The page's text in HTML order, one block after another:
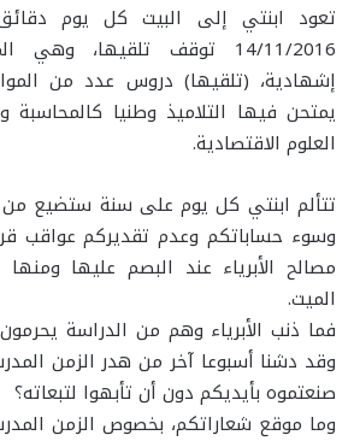
تعود ابنتي إلى البيت كل يوم
14/11/2016 توقف تلقيها،
إشهادية، (تلقيها) دروس عدد من
يمتحن فيها التلاميذ وطنيا كالمحاسبة
العلوم الاقتصادية.
تتألم ابنتي كل يوم على سنة ستضيع
وسوء حساباتكم وعدم تقديركم عواقب
مصالح الأبرياء عند البصم عليها
الميت.
فما ذنب الأبرياء وهم من الدراسة
وقد دشنا أسبوعا آخر من هدر الزمن
صنعتموه بأيديكم دون أن تأبهوا لتبعاته؟
وما موقع شعاراتكم، بخصوص الزمن